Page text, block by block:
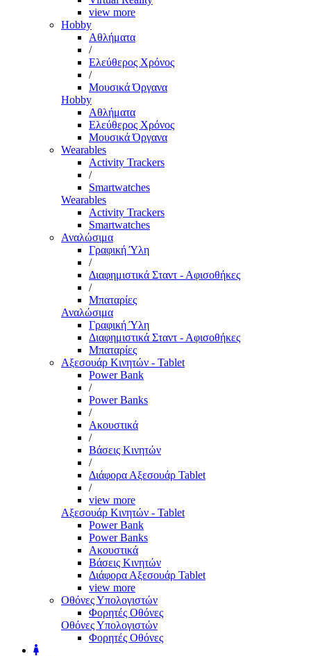
view more
Hobby
Αθλήματα
/
Ελεύθερος Χρόνος
/
Μουσικά Όργανα
Hobby
Αθλήματα
Ελεύθερος Χρόνος
Μουσικά Όργανα
Wearables
Activity Trackers
/
Smartwatches
Wearables
Activity Trackers
Smartwatches
Αναλώσιμα
Γραφική Ύλη
/
Διαφημιστικά Σταντ - Αφισοθήκες
/
Μπαταρίες
Αναλώσιμα
Γραφική Ύλη
Διαφημιστικά Σταντ - Αφισοθήκες
Μπαταρίες
Αξεσουάρ Κινητών - Tablet
Power Bank
/
Power Banks
/
Ακουστικά
/
Βάσεις Κινητών
/
Διάφορα Αξεσουάρ Tablet
/
view more
Αξεσουάρ Κινητών - Tablet
Power Bank
Power Banks
Ακουστικά
Βάσεις Κινητών
Διάφορα Αξεσουάρ Tablet
view more
Οθόνες Υπολογιστών
Φορητές Οθόνες
Οθόνες Υπολογιστών
Φορητές Οθόνες